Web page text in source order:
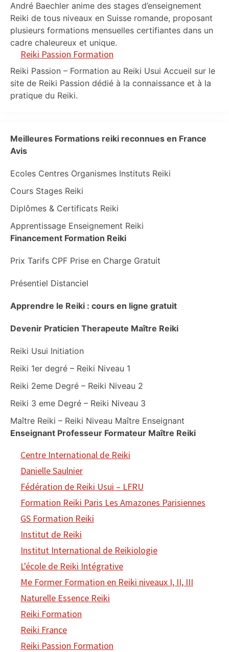
André Baechler anime des stages d’enseignement
Reiki de tous niveaux en Suisse romande, proposant
plusieurs formations mensuelles certifiantes dans un
cadre chaleureux et unique.
Reiki Passion Formation
Reiki Passion – Formation au Reiki Usui Accueil sur le
site de Reiki Passion dédié à la connaissance et à la
pratique du Reiki.
Meilleures Formations reiki reconnues en France
Avis
Ecoles Centres Organismes Instituts Reiki
Cours Stages Reiki
Diplômes & Certificats Reiki
Apprentissage Enseignement Reiki
Financement Formation Reiki
Prix Tarifs CPF Prise en Charge Gratuit
Présentiel Distanciel
Apprendre le Reiki : cours en ligne gratuit
Devenir Praticien Therapeute Maître Reiki
Reiki Usui Initiation
Reiki 1er degré – Reiki Niveau 1
Reiki 2eme Degré – Reiki Niveau 2
Reiki 3 eme Degré – Reiki Niveau 3
Maître Reiki – Reiki Niveau Maître Enseignant
Enseignant Professeur Formateur Maître Reiki
Centre International de Reiki
Danielle Saulnier
Fédération de Reiki Usui – LFRU
Formation Reiki Paris Les Amazones Parisiennes
GS Formation Reiki
Institut de Reiki
Institut International de Reikiologie
L'école de Reiki Intégrative
Me Former Formation en Reiki niveaux I, II, III
Naturelle Essence Reiki
Reiki Formation
Reiki France
Reiki Passion Formation